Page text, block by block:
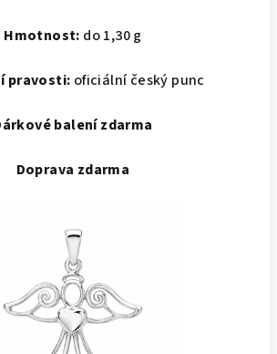
Hmotnost: do 1,30 g
pravosti: oficiální český punc
balení zdarma
Doprava zdarma